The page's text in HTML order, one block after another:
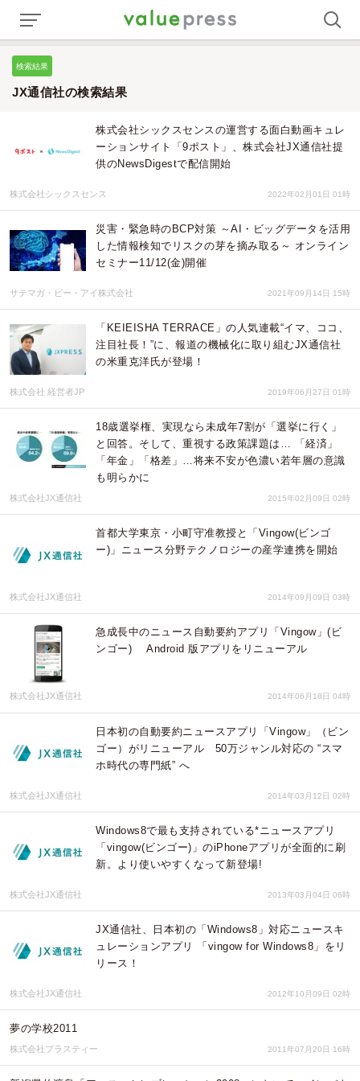
検索結果
JX通信社の検索結果
株式会社シックスセンスの運営する面白動画キュレ
ーションサイト「9ポスト」、株式会社JX通信社提
供のNewsDigestで配信開始
株式会社シックスセンス 2022年02月01日 01時
災害・緊急時のBCP対策 ～AI・ビッグデータを活用
した情報検知でリスクの芽を摘み取る～ オンライン
セミナー11/12(金)開催
サテマガ・ビー・アイ株式会社 2021年09月14日 15時
「KEIEISHA TERRACE」の人気連載“イマ、ココ、
注目社長！”に、報道の機械化に取り組むJX通信社
の米重克洋氏が登場！
株式会社 経営者JP 2019年06月27日 01時
18歳選挙権、実現なら未成年7割が「選挙に行く」
と回答。そして、重視する政策課題は… 「経済」
「年金」「格差」…将来不安が色濃い若年層の意識
も明らかに
株式会社JX通信社 2015年02月09日 02時
首都大学東京・小町守准教授と「Vingow(ビンゴ
ー)」ニュース分野テクノロジーの産学連携を開始
株式会社JX通信社 2014年09月09日 03時
急成長中のニュース自動要約アプリ「Vingow」(ビ
ンゴー) Android 版アプリをリニューアル
株式会社JX通信社 2014年06月18日 04時
日本初の自動要約ニュースアプリ「Vingow」（ビン
ゴー）がリニューアル 50万ジャンル対応の “スマ
ホ時代の専門紙” へ
株式会社JX通信社 2014年03月12日 02時
Windows8で最も支持されている*ニュースアプリ
「vingow(ビンゴー)」のiPhoneアプリが全面的に刷
新。より使いやすくなって新登場!
株式会社JX通信社 2013年03月04日 06時
JX通信社、日本初の「Windows8」対応ニュースキ
ュレーションアプリ 「vingow for Windows8」をリ
リース！
株式会社JX通信社 2012年10月09日 02時
夢の学校2011
株式会社プラスティー 2011年07月20日 16時